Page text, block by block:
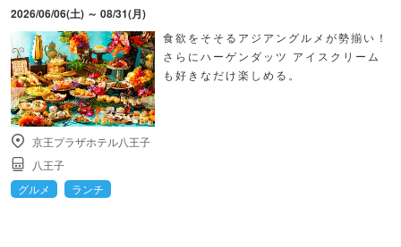
2026/06/06(土) ～ 08/31(月)
食欲をそそるアジアングルメが勢揃い！
さらにハーゲンダッツ アイスクリーム
も好きなだけ楽しめる。
京王プラザホテル八王子
八王子
グルメ
ランチ